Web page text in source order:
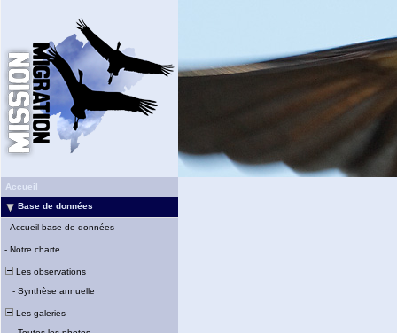
Accueil
Base de données
- Accueil base de données
- Notre charte
Les observations
- Synthèse annuelle
Les galeries